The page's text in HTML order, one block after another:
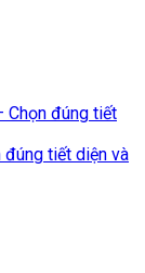
Chọn đúng tiết
tiết diện và